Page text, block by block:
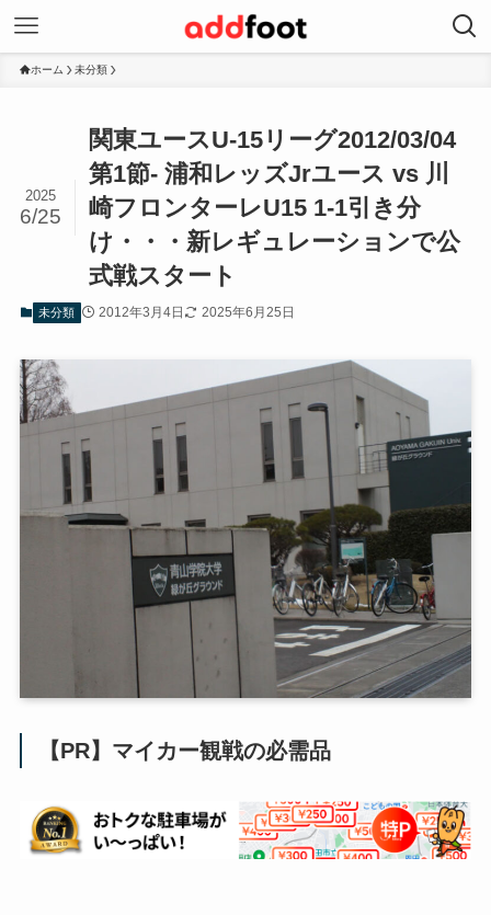
ホーム 未分類
関東ユースU-15リーグ2012/03/04
第1節- 浦和レッズJrユース vs 川
崎フロンターレU15 1-1引き分
け・・・新レギュレーションで公
式戦スタート
2025
6/25
未分類 2012年3月4日 2025年6月25日
【PR】マイカー観戦の必需品